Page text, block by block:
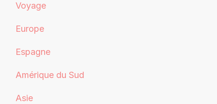
Voyage
Europe
Espagne
Amérique du Sud
Asie